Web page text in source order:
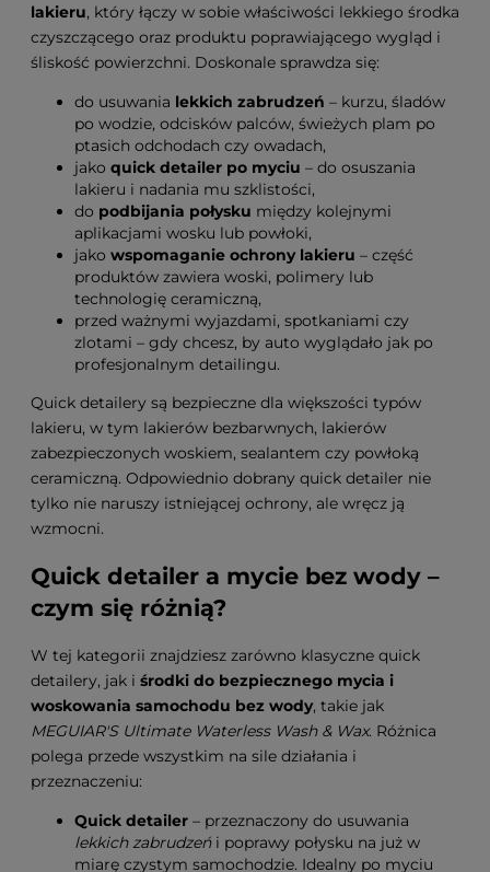
lakieru, który łączy w sobie właściwości lekkiego środka
czyszczącego oraz produktu poprawiającego wygląd i
śliskość powierzchni. Doskonale sprawdza się:
do usuwania lekkich zabrudzeń – kurzu, śladów
po wodzie, odcisków palców, świeżych plam po
ptasich odchodach czy owadach,
jako quick detailer po myciu – do osuszania
lakieru i nadania mu szklistości,
do podbijania połysku między kolejnymi
aplikacjami wosku lub powłoki,
jako wspomaganie ochrony lakieru – część
produktów zawiera woski, polimery lub
technologię ceramiczną,
przed ważnymi wyjazdami, spotkaniami czy
zlotami – gdy chcesz, by auto wyglądało jak po
profesjonalnym detailingu.
Quick detailery są bezpieczne dla większości typów
lakieru, w tym lakierów bezbarwnych, lakierów
zabezpieczonych woskiem, sealantem czy powłoką
ceramiczną. Odpowiednio dobrany quick detailer nie
tylko nie naruszy istniejącej ochrony, ale wręcz ją
wzmocni.
Quick detailer a mycie bez wody –
czym się różnią?
W tej kategorii znajdziesz zarówno klasyczne quick
detailery, jak i środki do bezpiecznego mycia i
woskowania samochodu bez wody, takie jak
MEGUIAR'S Ultimate Waterless Wash & Wax. Różnica
polega przede wszystkim na sile działania i
przeznaczeniu:
Quick detailer – przeznaczony do usuwania
lekkich zabrudzeńi poprawy połysku na już w
miarę czystym samochodzie. Idealny po myciu